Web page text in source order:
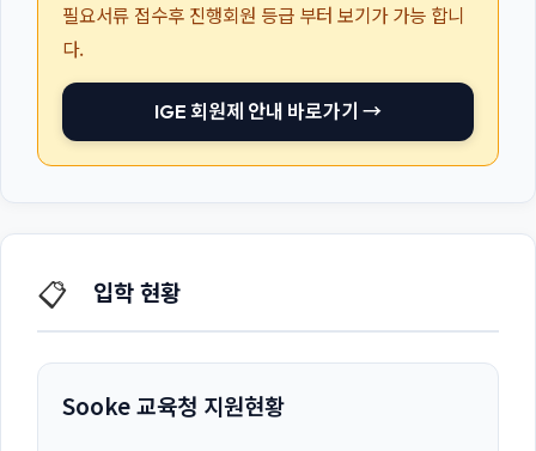
필요서류 접수후 진행회원 등급 부터 보기가 가능 합니
다.
IGE 회원제 안내 바로가기 →
📋 입학 현황
Sooke 교육청 지원현황